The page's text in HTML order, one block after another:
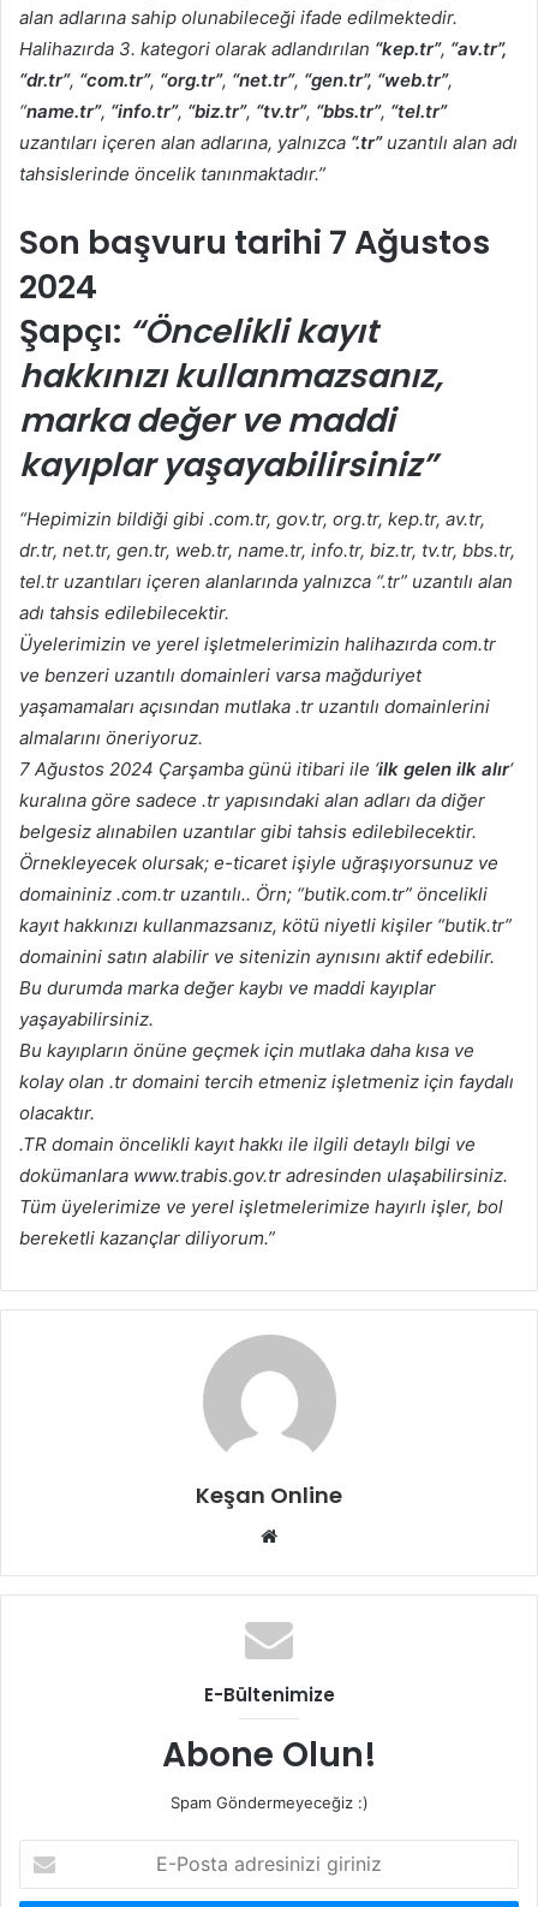
alan adlarına sahip olunabileceği ifade edilmektedir.
Halihazırda 3. kategori olarak adlandırılan “kep.tr”, “av.tr”,
“dr.tr”, “com.tr”, “org.tr”, “net.tr”, “gen.tr”, “web.tr”,
“name.tr”, “info.tr”, “biz.tr”, “tv.tr”, “bbs.tr”, “tel.tr”
uzantıları içeren alan adlarına, yalnızca “.tr” uzantılı alan adı
tahsislerinde öncelik tanınmaktadır.”
Son başvuru tarihi 7 Ağustos
2024
Şapçı: “Öncelikli kayıt
hakkınızı kullanmazsanız,
marka değer ve maddi
kayıplar yaşayabilirsiniz”
“Hepimizin bildiği gibi .com.tr, gov.tr, org.tr, kep.tr, av.tr,
dr.tr, net.tr, gen.tr, web.tr, name.tr, info.tr, biz.tr, tv.tr, bbs.tr,
tel.tr uzantıları içeren alanlarında yalnızca “.tr” uzantılı alan
adı tahsis edilebilecektir.
Üyelerimizin ve yerel işletmelerimizin halihazırda com.tr
ve benzeri uzantılı domainleri varsa mağduriyet
yaşamamaları açısından mutlaka .tr uzantılı domainlerini
almalarını öneriyoruz.
7 Ağustos 2024 Çarşamba günü itibari ile ‘ilk gelen ilk alır‘
kuralına göre sadece .tr yapısındaki alan adları da diğer
belgesiz alınabilen uzantılar gibi tahsis edilebilecektir.
Örnekleyecek olursak; e-ticaret işiyle uğraşıyorsunuz ve
domaininiz .com.tr uzantılı.. Örn; “butik.com.tr” öncelikli
kayıt hakkınızı kullanmazsanız, kötü niyetli kişiler “butik.tr”
domainini satın alabilir ve sitenizin aynısını aktif edebilir.
Bu durumda marka değer kaybı ve maddi kayıplar
yaşayabilirsiniz.
Bu kayıpların önüne geçmek için mutlaka daha kısa ve
kolay olan .tr domaini tercih etmeniz işletmeniz için faydalı
olacaktır.
.TR domain öncelikli kayıt hakkı ile ilgili detaylı bilgi ve
dokümanlara www.trabis.gov.tr adresinden ulaşabilirsiniz.
Tüm üyelerimize ve yerel işletmelerimize hayırlı işler, bol
bereketli kazançlar diliyorum.”
Keşan Online
Web
E-Bültenimize
Abone Olun!
Spam Göndermeyeceğiz :)
Posta
adresinizi